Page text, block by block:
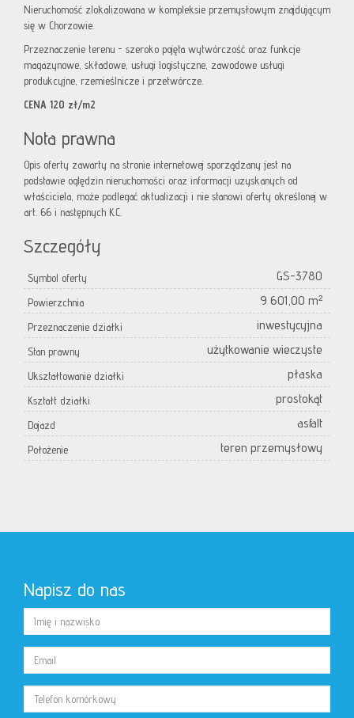
Nieruchomość zlokalizowana w kompleksie przemysłowym znajdującym
się w Chorzowie.
Przeznaczenie terenu - szeroko pojęta wytwórczość oraz funkcje
magazynowe, składowe, usługi logistyczne, zawodowe usługi
produkcyjne, rzemieślnicze i przetwórcze.
CENA 120 zł/m2
Nota prawna
Opis oferty zawarty na stronie internetowej sporządzany jest na
podstawie oględzin nieruchomości oraz informacji uzyskanych od
właściciela, może podlegać aktualizacji i nie stanowi oferty określonej w
art. 66 i następnych K.C.
Szczegóły
Symbol oferty GS-3780
Powierzchnia 9 601,00 m²
Przeznaczenie działki inwestycyjna
Stan prawny użytkowanie wieczyste
Ukształtowanie działki płaska
Kształt działki prostokąt
Dojazd asfalt
Położenie teren przemysłowy
Napisz do nas